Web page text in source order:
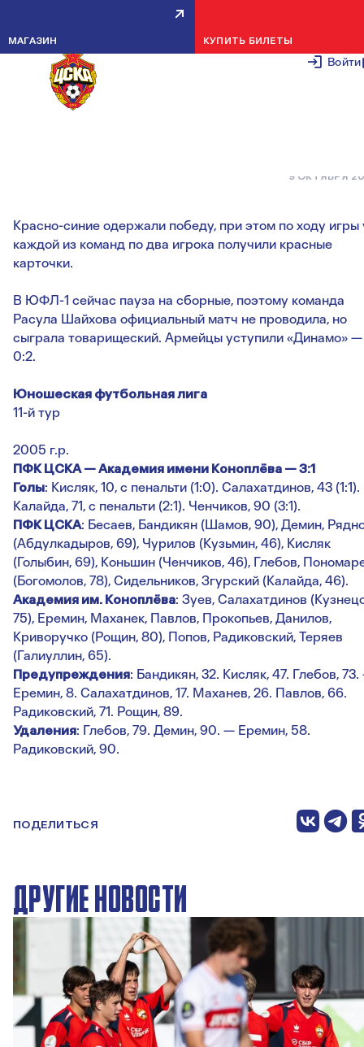
Войти
МАГАЗИН КУПИТЬ БИЛЕТЫ
КРАСНО-СИНИЕ ОБЫГРАЛИ
АКАДЕМИЮ ИМ. КОНОПЛЁВА В
МАТЧЕ С ЧЕТЫРЬМЯ
9 ОКТЯБРЯ
Красно-синие одержали победу, при этом по ходу игры
каждой из команд по два игрока получили красные
карточки.
В ЮФЛ-1 сейчас пауза на сборные, поэтому команда
Расула Шайхова официальный матч не проводила, но
сыграла товарищеский. Армейцы уступили «Динамо» —
0:2.
Юношеская футбольная лига
11-й тур
2005 г.р.
ПФК ЦСКА — Академия имени Коноплёва — 3:1
Голы: Кисляк, 10, с пенальти (1:0). Салахатдинов, 43 (1:1).
Калайда, 71, с пенальти (2:1). Ченчиков, 90 (3:1).
ПФК ЦСКА: Бесаев, Бандикян (Шамов, 90), Демин,
(Абдулкадыров, 69), Чурилов (Кузьмин, 46), Кисляк
(Голыбин, 69), Коньшин (Ченчиков, 46), Глебов,
(Богомолов, 78), Сидельников, Згурский (Калайда, 46).
Академия им. Коноплёва: Зуев, Салахатдинов
75), Еремин, Маханек, Павлов, Прокопьев, Данилов,
Криворучко (Рощин, 80), Попов, Радиковский, Теряев
(Галиуллин, 65).
Предупреждения: Бандикян, 32. Кисляк, 47. Глебов,
Еремин, 8. Салахатдинов, 17. Маханев, 26. Павлов, 66.
Радиковский, 71. Рощин, 89.
Удаления: Глебов, 79. Демин, 90. — Еремин, 58.
Радиковский, 90.
ПОДЕЛИТЬСЯ
ДРУГИЕ НОВОСТИ